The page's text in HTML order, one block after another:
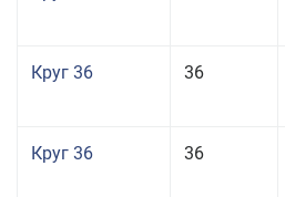
Круг 36 36
Круг 36 36